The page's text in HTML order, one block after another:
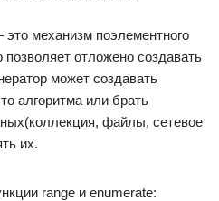
механизм поэлементного
отложено создавать
может создавать
алгоритма или брать
файлы, сетевое
их.
range и enumerate: